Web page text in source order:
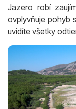
Jazero robí
ovplyvňuje pohyb
uvidíte všetky